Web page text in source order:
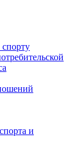
и